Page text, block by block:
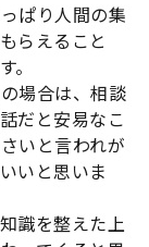
ぱり人間の集
らえること
。
場合は、相談
だと安易なこ
いと言われが
いと思いま
識を整えた上